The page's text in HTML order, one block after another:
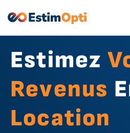
Estimez
Revenus
Location